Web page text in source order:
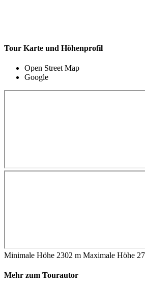
Tour Karte und Höhenprofil
Open Street Map
Google
Minimale Höhe 2302 m Maximale Höhe
Mehr zum Tourautor